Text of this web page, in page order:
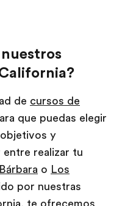
de cursos de
que puedas elegir
y
entre realizar tu
o Los
por nuestras
te ofrecemos